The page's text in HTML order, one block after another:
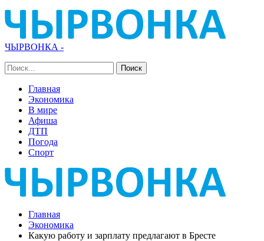
ЧЫРВОНКА -
Главная
Экономика
В мире
Афиша
ДТП
Погода
Спорт
Главная
Экономика
Какую работу и зарплату предлагают в Бресте